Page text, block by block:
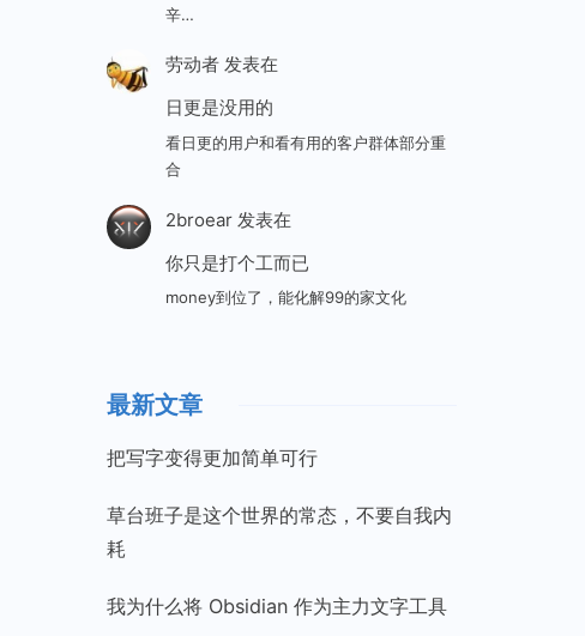
辛…
劳动者发表在
日更是没用的
看日更的用户和看有用的客户群体部分重
合
2broear发表在
你只是打个工而已
money到位了，能化解99的家文化
最新文章
把写字变得更加简单可行
草台班子是这个世界的常态，不要自我内
耗
我为什么将 Obsidian 作为主力文字工具